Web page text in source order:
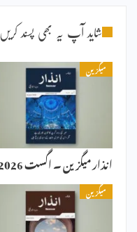
شاید آپ یہ بھی پسند کریں
میگزین
انذار میگزین ۔ اگست 2026
میگزین